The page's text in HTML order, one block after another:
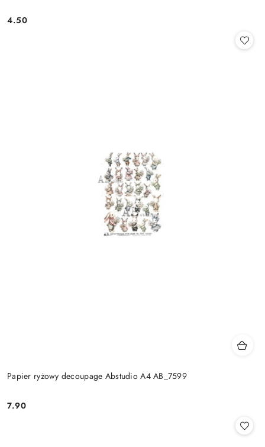
Cena:
4.50
Papier ryżowy decoupage Abstudio A4 AB_7599
Cena:
7.90